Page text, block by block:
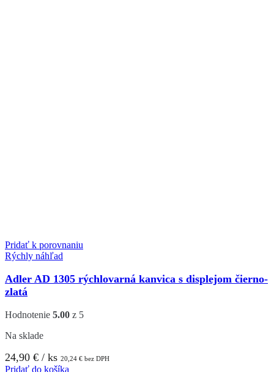
Pridať k porovnaniu
Rýchly náhľad
Adler AD 1305 rýchlovarná kanvica s displejom čierno-
zlatá
Hodnotenie 5.00 z 5
Na sklade
24,90 € / ks 20,24 € bez DPH
Pridať do košíka